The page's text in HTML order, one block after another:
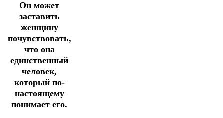
Он может
заставить
женщину
почувствовать,
что она
единственный
человек,
который по-
настоящему
понимает его.